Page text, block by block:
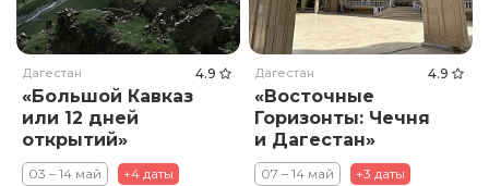
Дагестан 4.9
«Большой Кавказ
или 12 дней
открытий»
03 – 14 май +4 даты
Дагестан 4.9
«Восточные
Горизонты: Чечня
и Дагестан»
07 – 14 май +3 даты